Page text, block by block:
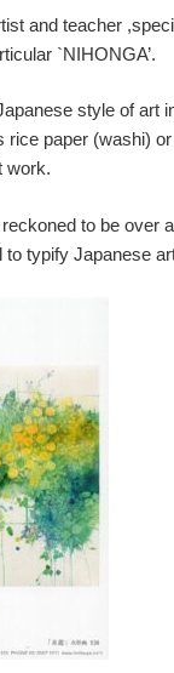
and teacher
`NIHONGA’.
style of art
rice paper (washi)
work.
to be over
to typify Japanese